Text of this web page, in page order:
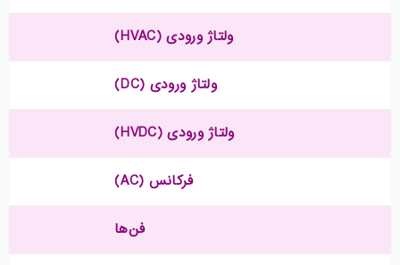
ولتاژ ورودی (HVAC)
ولتاژ ورودی (DC)
ولتاژ ورودی (HVDC)
فرکانس (AC)
فن‌ها